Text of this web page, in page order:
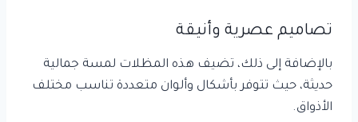
تصاميم عصرية وأنيقة
بالإضافة إلى ذلك، تضيف هذه المظلات لمسة جمالية
حديثة، حيث تتوفر بأشكال وألوان متعددة تناسب مختلف
الأذواق.